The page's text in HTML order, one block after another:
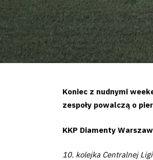
Koniec z nudnymi
zespoły powalczą o
KKP Diamenty
10. kolejka Centralnej